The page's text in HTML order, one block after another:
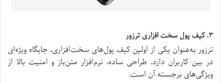
۳. کیف پول سخت افزاری ترزور
ترزور به‌عنوان یکی از اولین کیف پول‌های سخت‌افزاری، جایگاه ویژه‌ای
در بین کاربران دارد. طراحی ساده، نرم‌افزار متن‌باز و امنیت بالا از
ویژگی‌های برجسته آن است.